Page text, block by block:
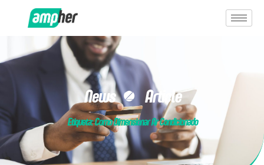
News & Article
Etiqueta: Como Dimensionar Ar Condicionado